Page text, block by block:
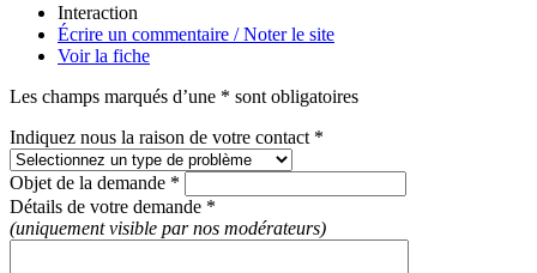
Interaction
Écrire un commentaire / Noter le site
Voir la fiche
Les champs marqués d’une * sont obligatoires
Indiquez nous la raison de votre contact *
Objet de la demande *
Détails de votre demande *
(uniquement visible par nos modérateurs)